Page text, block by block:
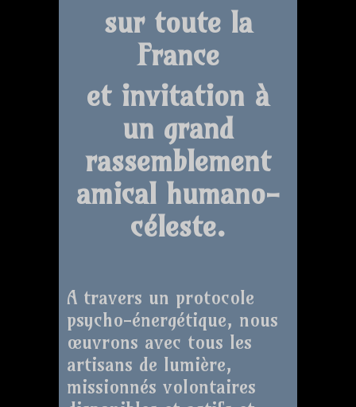
sur toute la
France
et invitation à
un grand
rassemblement
amical humano-
céleste.
A travers un protocole
psycho-énergétique, nous
œuvrons avec tous les
artisans de lumière,
missionnés volontaires